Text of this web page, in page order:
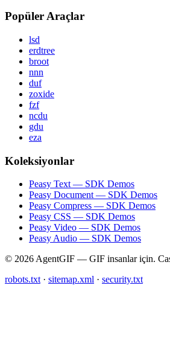
Popüler Araçlar
lsd
erdtree
broot
nnn
duf
zoxide
fzf
ncdu
gdu
eza
Koleksiyonlar
Peasy Text — SDK Demos
Peasy Document — SDK Demos
Peasy Compress — SDK Demos
Peasy CSS — SDK Demos
Peasy Video — SDK Demos
Peasy Audio — SDK Demos
© 2026 AgentGIF — GIF insanlar için.
robots.txt · sitemap.xml · security.txt